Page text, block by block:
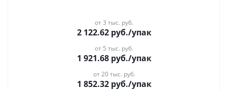
от 3 тыс. руб.
2 122.62руб./упак
от 5 тыс. руб.
1 921.68руб./упак
от 20 тыс. руб.
1 852.32руб./упак